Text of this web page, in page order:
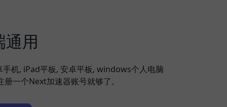
通用
机, iPad平板, 安卓平板, windows个人电脑
一个Next加速器账号就够了。